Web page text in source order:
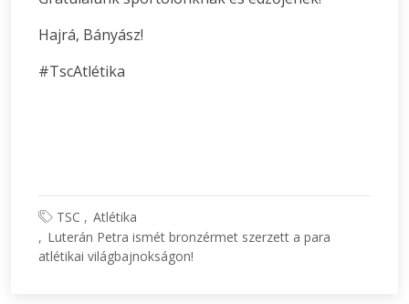
Hajrá, Bányász!
#TscAtlétika
TSC
Atlétika
Luterán Petra ismét bronzérmet szerzett a para
atlétikai világbajnokságon!